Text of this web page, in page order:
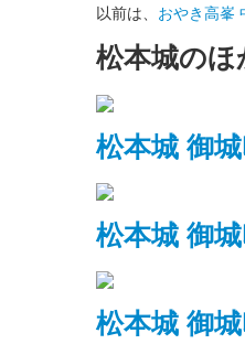
以前は、 おやき高峯
松本城の
松本城 御
松本城 御
松本城 御